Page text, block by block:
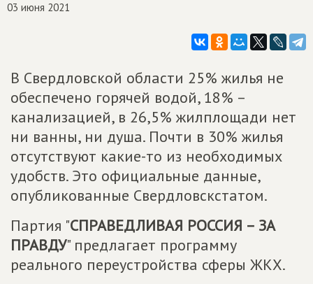
03 июня 2021
В Свердловской области 25% жилья не
обеспечено горячей водой, 18% –
канализацией, в 26,5% жилплощади нет
ни ванны, ни душа. Почти в 30% жилья
отсутствуют какие-то из необходимых
удобств. Это официальные данные,
опубликованные Свердловскстатом.
Партия "СПРАВЕДЛИВАЯ РОССИЯ – ЗА
ПРАВДУ" предлагает программу
реального переустройства сферы ЖКХ.